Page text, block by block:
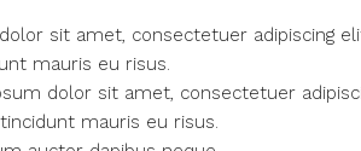
sit amet, consectetuer adipiscing
mauris eu risus.
dolor sit amet, consectetuer
mauris eu risus.